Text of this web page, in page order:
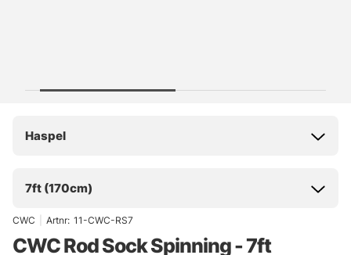
Haspel
7ft (170cm)
CWC Artnr: 11-CWC-RS7
CWC Rod Sock Spinning - 7ft